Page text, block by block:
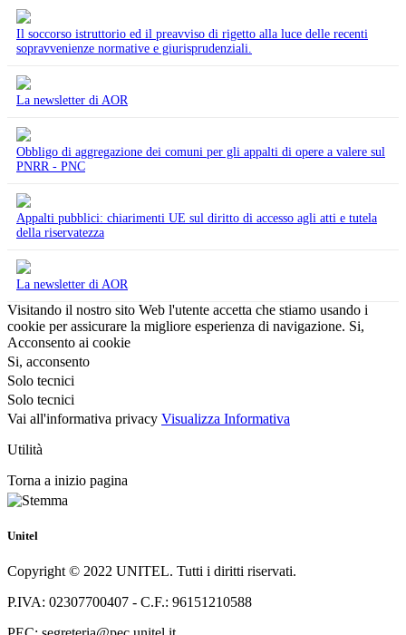
Il soccorso istruttorio ed il preavviso di rigetto alla luce delle recenti
sopravvenienze normative e giurisprudenziali.
La newsletter di AOR
Obbligo di aggregazione dei comuni per gli appalti di opere a valere sul
PNRR - PNC
Appalti pubblici: chiarimenti UE sul diritto di accesso agli atti e tutela
della riservatezza
La newsletter di AOR
Visitando il nostro sito Web l'utente accetta che stiamo usando i
cookie per assicurare la migliore esperienza di navigazione. Si,
Acconsento ai cookie
Si, acconsento
Solo tecnici
Solo tecnici
Vai all'informativa privacy Visualizza Informativa
Utilità
Torna a inizio pagina
Unitel
Copyright © 2022 UNITEL. Tutti i diritti riservati.
P.IVA: 02307700407 - C.F.: 96151210588